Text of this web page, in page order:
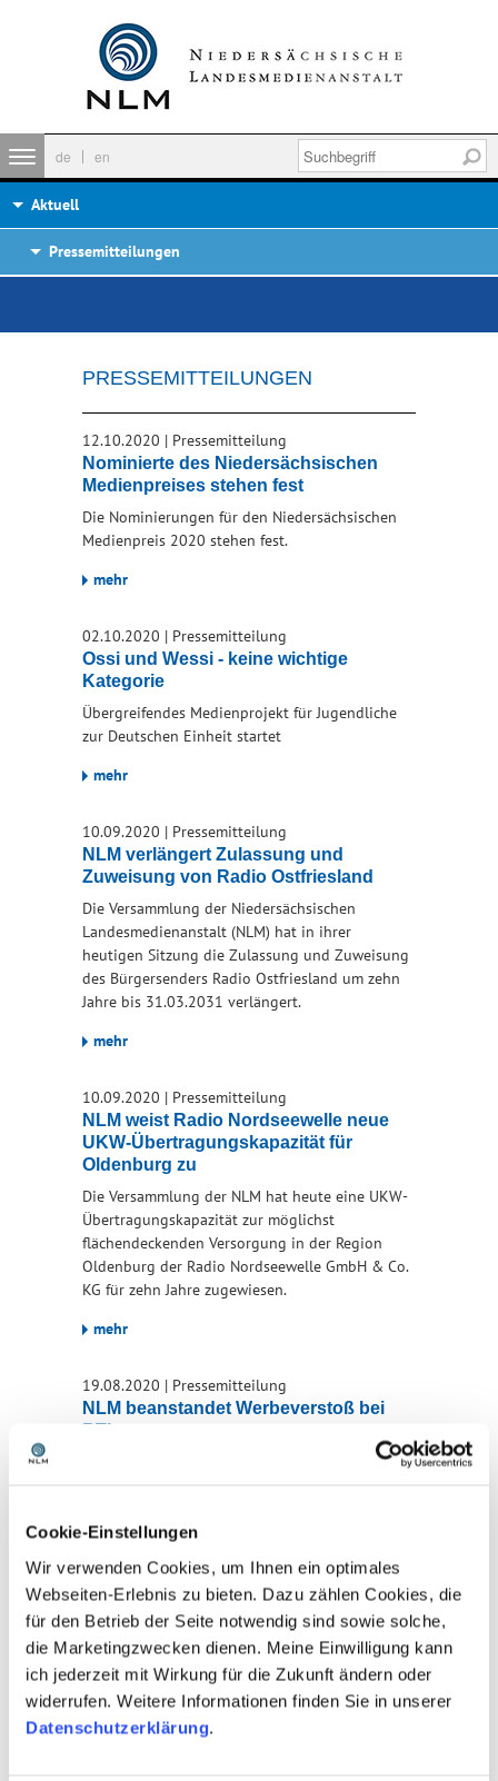
Cookie-Einstellungen
Wir verwenden Cookies, um Ihnen ein optimales
Webseiten-Erlebnis zu bieten. Dazu zählen Cookies, die
für den Betrieb der Seite notwendig sind sowie solche,
die Marketingzwecken dienen. Meine Einwilligung kann
ich jederzeit mit Wirkung für die Zukunft ändern oder
widerrufen. Weitere Informationen finden Sie in unserer
Datenschutzerklärung.
de en
Aktuell
Pressemitteilungen
PRESSEMITTEILUNGEN
12.10.2020 | Pressemitteilung
Nominierte des Niedersächsischen
Medienpreises stehen fest
Die Nominierungen für den Niedersächsischen
Medienpreis 2020 stehen fest.
mehr
02.10.2020 | Pressemitteilung
Ossi und Wessi - keine wichtige
Kategorie
Übergreifendes Medienprojekt für Jugendliche
zur Deutschen Einheit startet
mehr
10.09.2020 | Pressemitteilung
NLM verlängert Zulassung und
Zuweisung von Radio Ostfriesland
Die Versammlung der Niedersächsischen
Landesmedienanstalt (NLM) hat in ihrer
heutigen Sitzung die Zulassung und Zuweisung
des Bürgersenders Radio Ostfriesland um zehn
Jahre bis 31.03.2031 verlängert.
mehr
10.09.2020 | Pressemitteilung
NLM weist Radio Nordseewelle neue
UKW-Übertragungskapazität für
Oldenburg zu
Die Versammlung der NLM hat heute eine UKW-
Übertragungskapazität zur möglichst
flächendeckenden Versorgung in der Region
Oldenburg der Radio Nordseewelle GmbH & Co.
KG für zehn Jahre zugewiesen.
mehr
19.08.2020 | Pressemitteilung
NLM beanstandet Werbeverstoß bei
RTL
Die NLM hat auf Beschluss der Kommission für
Grundsatz der Trennung von Werbung und
mehr
06.08.2020|Pressemitteilung
Dr. Klaus-Jürgen Buchholz ist neuer
stellvertretender Direktor der NLM
Dr. Klaus-Jürgen Buchholz ist seit dem 1. August